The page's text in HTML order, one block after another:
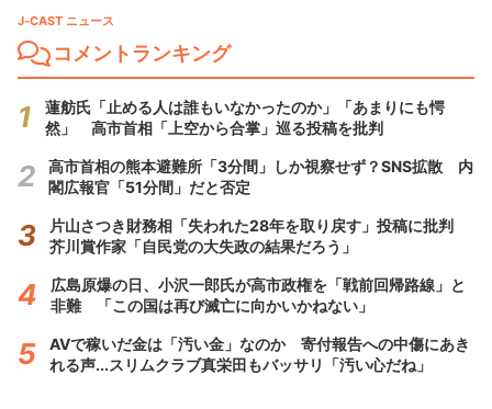
J-CAST ニュース
コメントランキング
蓮舫氏「止める人は誰もいなかったのか」「あまりにも愕
然」 高市首相「上空から合掌」巡る投稿を批判
高市首相の熊本避難所「3分間」しか視察せず？SNS拡散 内
閣広報官「51分間」だと否定
片山さつき財務相「失われた28年を取り戻す」投稿に批判
芥川賞作家「自民党の大失政の結果だろう」
広島原爆の日、小沢一郎氏が高市政権を「戦前回帰路線」と
非難 「この国は再び滅亡に向かいかねない」
AVで稼いだ金は「汚い金」なのか 寄付報告への中傷にあき
れる声...スリムクラブ真栄田もバッサリ「汚い心だね」